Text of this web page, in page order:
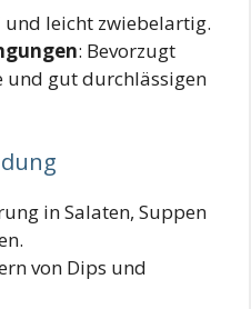
und leicht zwiebelartig.
: Bevorzugt
und gut durchlässigen
in Salaten, Suppen
von Dips und